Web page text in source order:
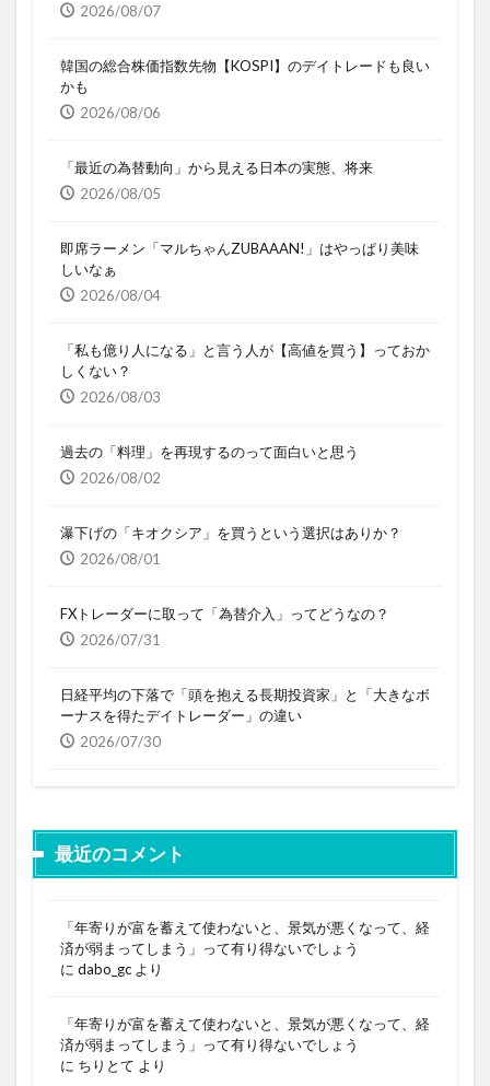
2026/08/07
韓国の総合株価指数先物【KOSPI】のデイトレードも良い
かも
2026/08/06
「最近の為替動向」から見える日本の実態、将来
2026/08/05
即席ラーメン「マルちゃんZUBAAAN!」はやっぱり美味
しいなぁ
2026/08/04
「私も億り人になる」と言う人が【高値を買う】っておか
しくない？
2026/08/03
過去の「料理」を再現するのって面白いと思う
2026/08/02
瀑下げの「キオクシア」を買うという選択はありか？
2026/08/01
FXトレーダーに取って「為替介入」ってどうなの？
2026/07/31
日経平均の下落で「頭を抱える長期投資家」と「大きなボ
ーナスを得たデイトレーダー」の違い
2026/07/30
最近のコメント
「年寄りが富を蓄えて使わないと、景気が悪くなって、経
済が弱まってしまう」って有り得ないでしょう
に dabo_gc より
「年寄りが富を蓄えて使わないと、景気が悪くなって、経
済が弱まってしまう」って有り得ないでしょう
に ちりとて より